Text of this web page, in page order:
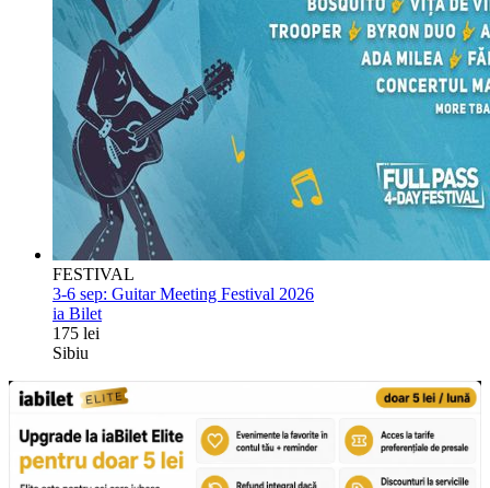
FESTIVAL
3-6 sep: Guitar Meeting Festival 2026
ia Bilet
175 lei
Sibiu